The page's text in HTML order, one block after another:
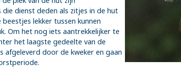
dienst deden als zitjes in de hut
lekker tussen kunnen
Om het nog iets aantrekkelijker te
het laagste gedeelte van de
afgeleverd door de kweker en gaan